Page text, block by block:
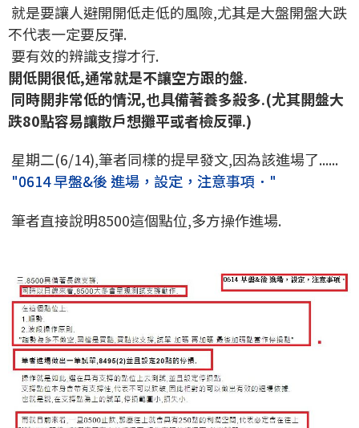
就是要讓人避開開低走低的風險,尤其是大盤開盤大跌
不代表一定要反彈.
要有效的辨識支撐才行.
開低開很低,通常就是不讓空方跟的盤.
同時開非常低的情況,也具備著養多殺多.(尤其開盤大
跌80點容易讓散戶想攤平或者檢反彈.)
星期二(6/14),筆者同樣的提早發文,因為該進場了......
"0614 早盤&後 進場，設定，注意事項．"
筆者直接說明8500這個點位,多方操作進場.